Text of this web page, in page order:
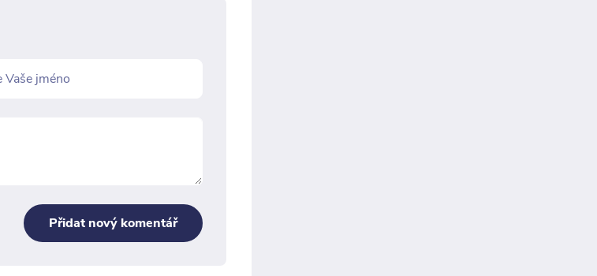
Přidat nový komentář